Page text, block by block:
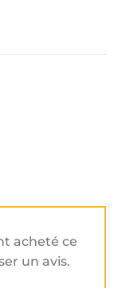
acheté ce
un avis.